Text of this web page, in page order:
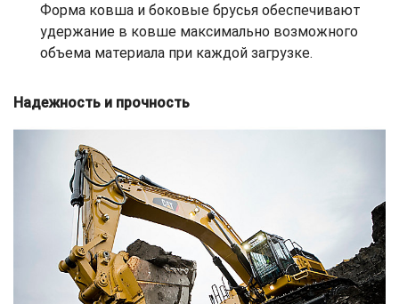
Форма ковша и боковые брусья обеспечивают
удержание в ковше максимально возможного
объема материала при каждой загрузке.
Надежность и прочность